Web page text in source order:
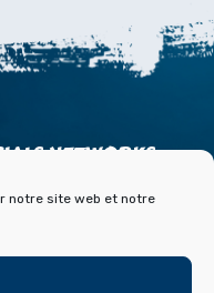
notre site web et notre
NETWORKS